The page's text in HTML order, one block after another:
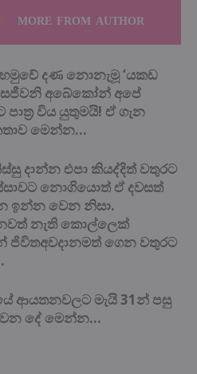
MORE FROM AUTHOR
දණ නොනැමූ ‘යකඩ
සජීවනි අබේකෝන් අපේ
විය යුතුමයි! ඒ ගැන
මෙන්න…
දාන්න එපා කියද්දිත් වතුරට
නොගියොත් ඒ දවසත්
ඉන්න වෙන නිසා.
නැති කොල්ලෙක්
ජිවිතඅවදානමත් ගෙන වතුරට
ආයතනවලට මැයි 31න් පසු
දේ මෙන්න…